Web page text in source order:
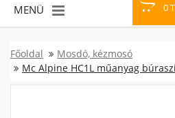
0
MENÜ
Főoldal
Mosdó, kézmosó
Mc Alpine HC1L műanyag